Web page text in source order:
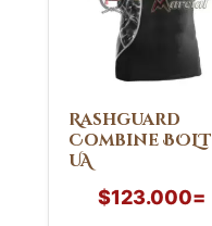
Rashguard
Combine BOLT
UA
$123.000=
variantes.
opciones
pueden
elegir
en